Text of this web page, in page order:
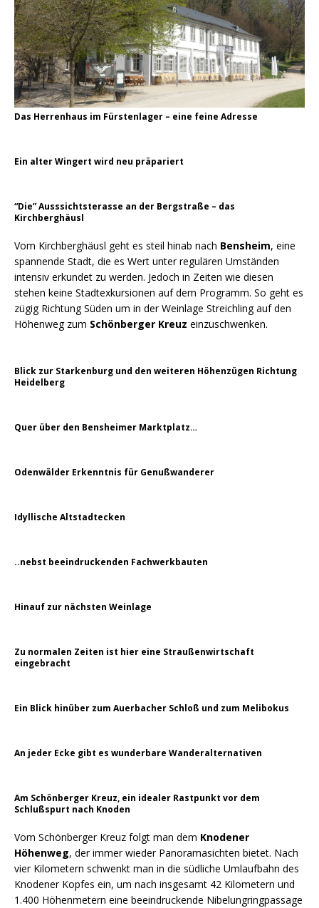
Das Herrenhaus im Fürstenlager – eine feine Adresse
Ein alter Wingert wird neu präpariert
“Die” Ausssichtsterasse an der Bergstraße – das
Kirchberghäusl
Vom Kirchberghäusl geht es steil hinab nach Bensheim, eine
spannende Stadt, die es Wert unter regulären Umständen
intensiv erkundet zu werden. Jedoch in Zeiten wie diesen
stehen keine Stadtexkursionen auf dem Programm. So geht es
zügig Richtung Süden um in der Weinlage Streichling auf den
Höhenweg zum Schönberger Kreuz einzuschwenken.
Blick zur Starkenburg und den weiteren Höhenzügen Richtung
Heidelberg
Quer über den Bensheimer Marktplatz…
Odenwälder Erkenntnis für Genußwanderer
Idyllische Altstadtecken
..nebst beeindruckenden Fachwerkbauten
Hinauf zur nächsten Weinlage
Zu normalen Zeiten ist hier eine Straußenwirtschaft
eingebracht
Ein Blick hinüber zum Auerbacher Schloß und zum Melibokus
An jeder Ecke gibt es wunderbare Wanderalternativen
Am Schönberger Kreuz, ein idealer Rastpunkt vor dem
Schlußspurt nach Knoden
Vom Schönberger Kreuz folgt man dem Knodener
Höhenweg, der immer wieder Panoramasichten bietet. Nach
vier Kilometern schwenkt man in die südliche Umlaufbahn des
Knodener Kopfes ein, um nach insgesamt 42 Kilometern und
1.400 Höhenmetern eine beeindruckende Nibelungringpassage